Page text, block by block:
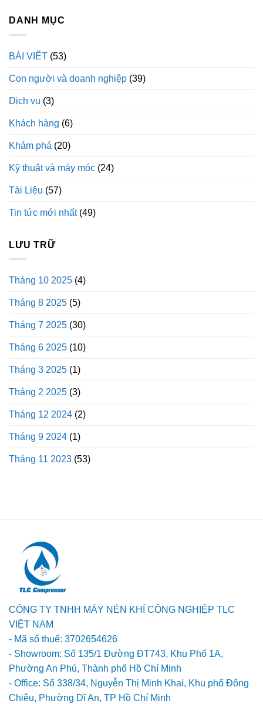
DANH MỤC
BÀI VIẾT (53)
Con người và doanh nghiệp (39)
Dịch vụ (3)
Khách hàng (6)
Khám phá (20)
Kỹ thuật và máy móc (24)
Tài Liệu (57)
Tin tức mới nhất(49)
LƯU TRỮ
Tháng 10 2025 (4)
Tháng 8 2025 (5)
Tháng 7 2025 (30)
Tháng 6 2025 (10)
Tháng 3 2025 (1)
Tháng 2 2025 (3)
Tháng 12 2024 (2)
Tháng 9 2024 (1)
Tháng 11 2023 (53)
CÔNG TY TNHH MÁY NÉN KHÍ CÔNG NGHIỆP TLC
VIỆT NAM
- Mã số thuế: 3702654626
- Showroom: Số 135/1 Đường ĐT743, Khu Phố 1A,
Phường An Phú, Thành phố Hồ Chí Minh
- Office: Số 338/34, Nguyễn Thị Minh Khai, Khu phố Đông
Chiêu, Phường Dĩ An, TP Hồ Chí Minh